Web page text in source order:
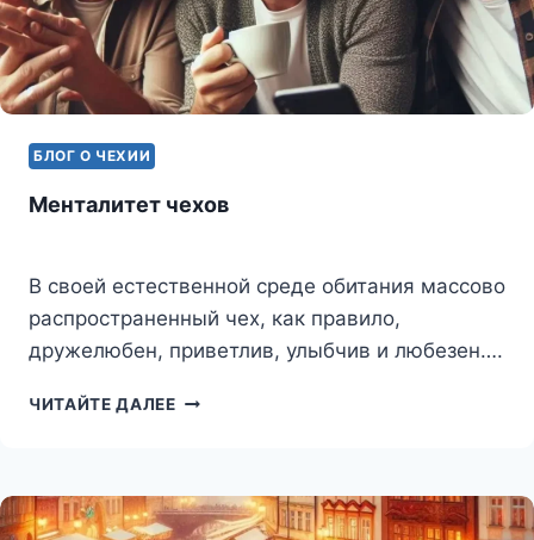
БЛОГ О ЧЕХИИ
Менталитет чехов
В своей естественной среде обитания массово
распространенный чех, как правило,
дружелюбен, приветлив, улыбчив и любезен….
ЧИТАЙТЕ ДАЛЕЕМЕНТАЛИТЕТ